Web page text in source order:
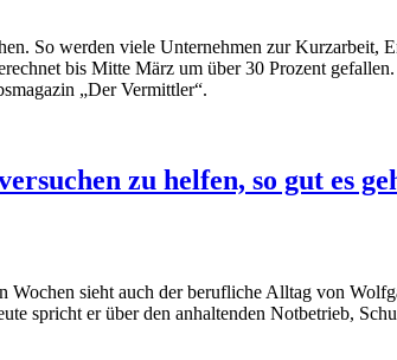
So werden viele Unternehmen zur
bis Mitte März um über 30 Prozent
„Der Vermittler“.
zu helfen, so gut es
Wochen sieht auch der berufliche Alltag von
spricht er über den anhaltenden Notbetrieb,